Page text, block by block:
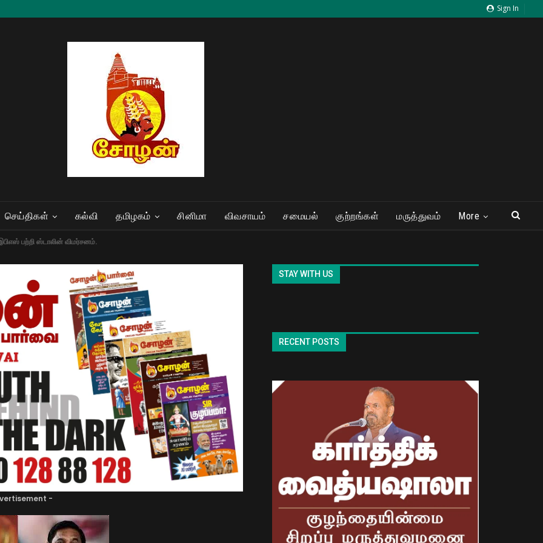
Sign In
செய்திகள் கல்வி தமிழகம் சினிமா விவசாயம் சமையல் குற்றங்கள் மருத்துவம் More
பற்றி ஸ்டாலின் விமர்சனம்.
-
STAY WITH US
RECENT POSTS